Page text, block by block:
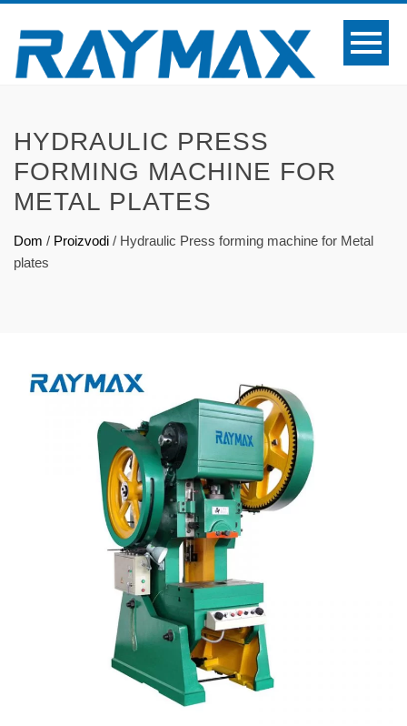
HYDRAULIC PRESS
FORMING MACHINE FOR
METAL PLATES
Dom / Proizvodi / Hydraulic Press forming machine for Metal
plates